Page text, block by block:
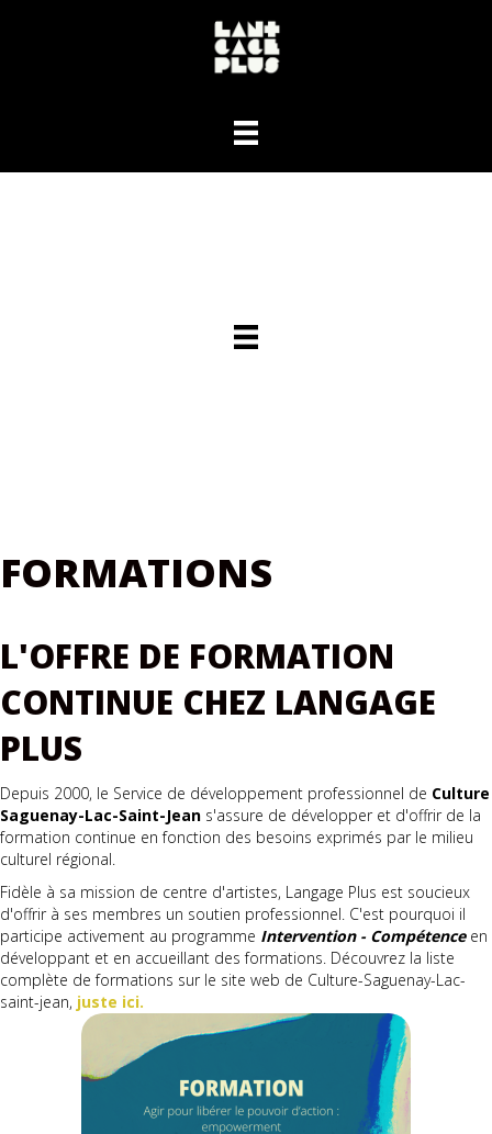
FORMATIONS
L'OFFRE DE FORMATION
CONTINUE CHEZ LANGAGE
PLUS
Depuis 2000, le Service de développement professionnel de Culture
Saguenay-Lac-Saint-Jean s'assure de développer et d'offrir de la
formation continue en fonction des besoins exprimés par le milieu
culturel régional.
Fidèle à sa mission de centre d'artistes, Langage Plus est soucieux
d'offrir à ses membres un soutien professionnel. C'est pourquoi il
participe activement au programme Intervention - Compétenceen
développant et en accueillant des formations. Découvrez la liste
complète de formations sur le site web de Culture-Saguenay-Lac-
saint-jean, juste ici.